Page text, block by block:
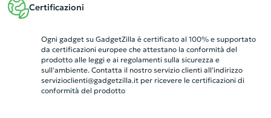
Certificazioni
Ogni gadget su GadgetZilla è certificato al 100% e supportato
da certificazioni europee che attestano la conformità del
prodotto alle leggi e ai regolamenti sulla sicurezza e
sull'ambiente. Contatta il nostro servizio clienti all’indirizzo
servizioclienti@gadgetzilla.itper ricevere le certificazioni di
conformità del prodotto